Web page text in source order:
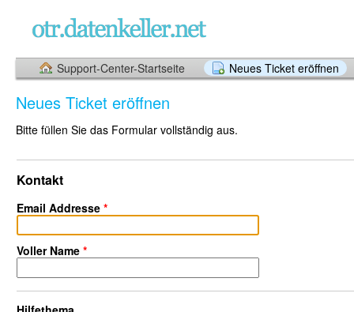
Support-Center-Startseite Neues Ticket eröffnen
Neues Ticket eröffnen
Bitte füllen Sie das Formular vollständig aus.
Kontakt
Email Addresse *
Voller Name *